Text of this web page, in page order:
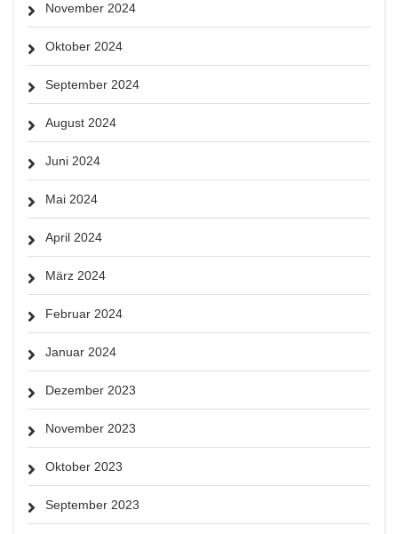
November 2024
Oktober 2024
September 2024
August 2024
Juni 2024
Mai 2024
April 2024
März 2024
Februar 2024
Januar 2024
Dezember 2023
November 2023
Oktober 2023
September 2023